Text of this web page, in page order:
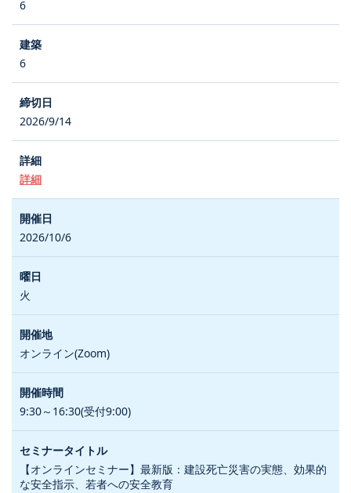
6
6
2026/9/14
詳細
2026/10/6
火
オンライン(Zoom)
9:30～16:30(受付9:00)
【オンラインセミナー】最新版：建設死亡災害の実態、効果的
な安全指示、若者への安全教育